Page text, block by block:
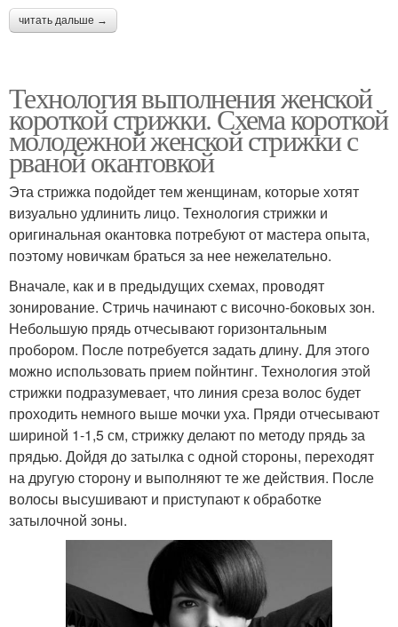
читать дальше →
Технология выполнения женской
короткой стрижки. Схема короткой
молодежной женской стрижки с
рваной окантовкой
Эта стрижка подойдет тем женщинам, которые хотят
визуально удлинить лицо. Технология стрижки и
оригинальная окантовка потребуют от мастера опыта,
поэтому новичкам браться за нее нежелательно.
Вначале, как и в предыдущих схемах, проводят
зонирование. Стричь начинают с височно-боковых зон.
Небольшую прядь отчесывают горизонтальным
пробором. После потребуется задать длину. Для этого
можно использовать прием пойнтинг. Технология этой
стрижки подразумевает, что линия среза волос будет
проходить немного выше мочки уха. Пряди отчесывают
шириной 1-1,5 см, стрижку делают по методу прядь за
прядью. Дойдя до затылка с одной стороны, переходят
на другую сторону и выполняют те же действия. После
волосы высушивают и приступают к обработке
затылочной зоны.